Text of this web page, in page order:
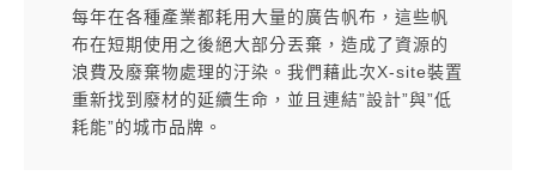
每年在各種產業都耗用大量的廣告帆布，這些帆
布在短期使用之後絕大部分丟棄，造成了資源的
浪費及廢棄物處理的汙染。我們藉此次X-site裝置
重新找到廢材的延續生命，並且連結”設計”與”低
耗能”的城市品牌。